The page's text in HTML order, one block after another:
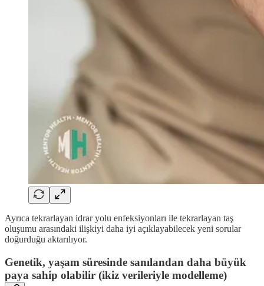
Ayrıca tekrarlayan idrar yolu enfeksiyonları ile tekrarlayan taş
oluşumu arasındaki ilişkiyi daha iyi açıklayabilecek yeni sorular
doğurduğu aktarılıyor.
Genetik, yaşam süresinde sanılandan daha büyük
paya sahip olabilir (ikiz verileriyle modelleme)